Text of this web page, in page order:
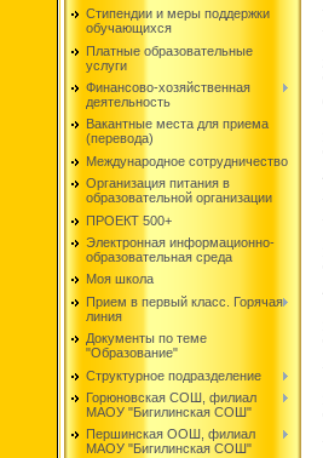
Стипендии и меры поддержки
обучающихся
Платные образовательные
услуги
Финансово-хозяйственная
деятельность
Вакантные места для приема
(перевода)
Международное сотрудничество
Организация питания в
образовательной организации
ПРОЕКТ 500+
Электронная информационно-
образовательная среда
Моя школа
Прием в первый класс. Горячая
линия
Документы по теме
"Образование"
Структурное подразделение
Горюновская СОШ, филиал
МАОУ "Бигилинская СОШ"
Першинская ООШ, филиал
МАОУ "Бигилинская СОШ"